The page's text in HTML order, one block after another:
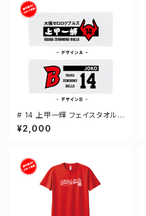
# 14 上甲一輝 フェイスタオル
選手還元 2デザイン FT0144
¥2,000